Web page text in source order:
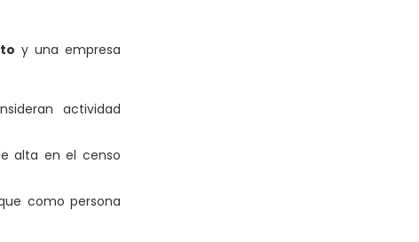
y una empresa
actividad
alta en el censo
como persona